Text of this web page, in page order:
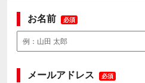
お名前 必須
メールアドレス 必須